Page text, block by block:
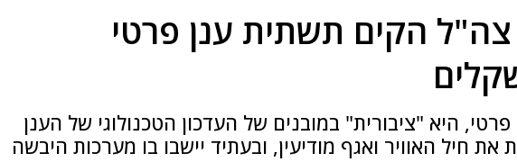
הקים תשתית ענן פרטי
היא "ציבורית" במובנים של העדכון הטכנולוגי של הענן
את חיל האוויר ואגף מודיעין, ובעתיד יישבו בו מערכות היבשה